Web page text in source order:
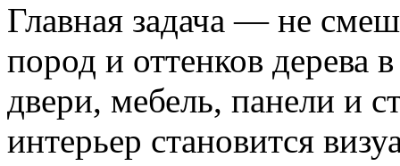
Главная задача — не
пород и оттенков дерева
двери, мебель, панели и
интерьер становится